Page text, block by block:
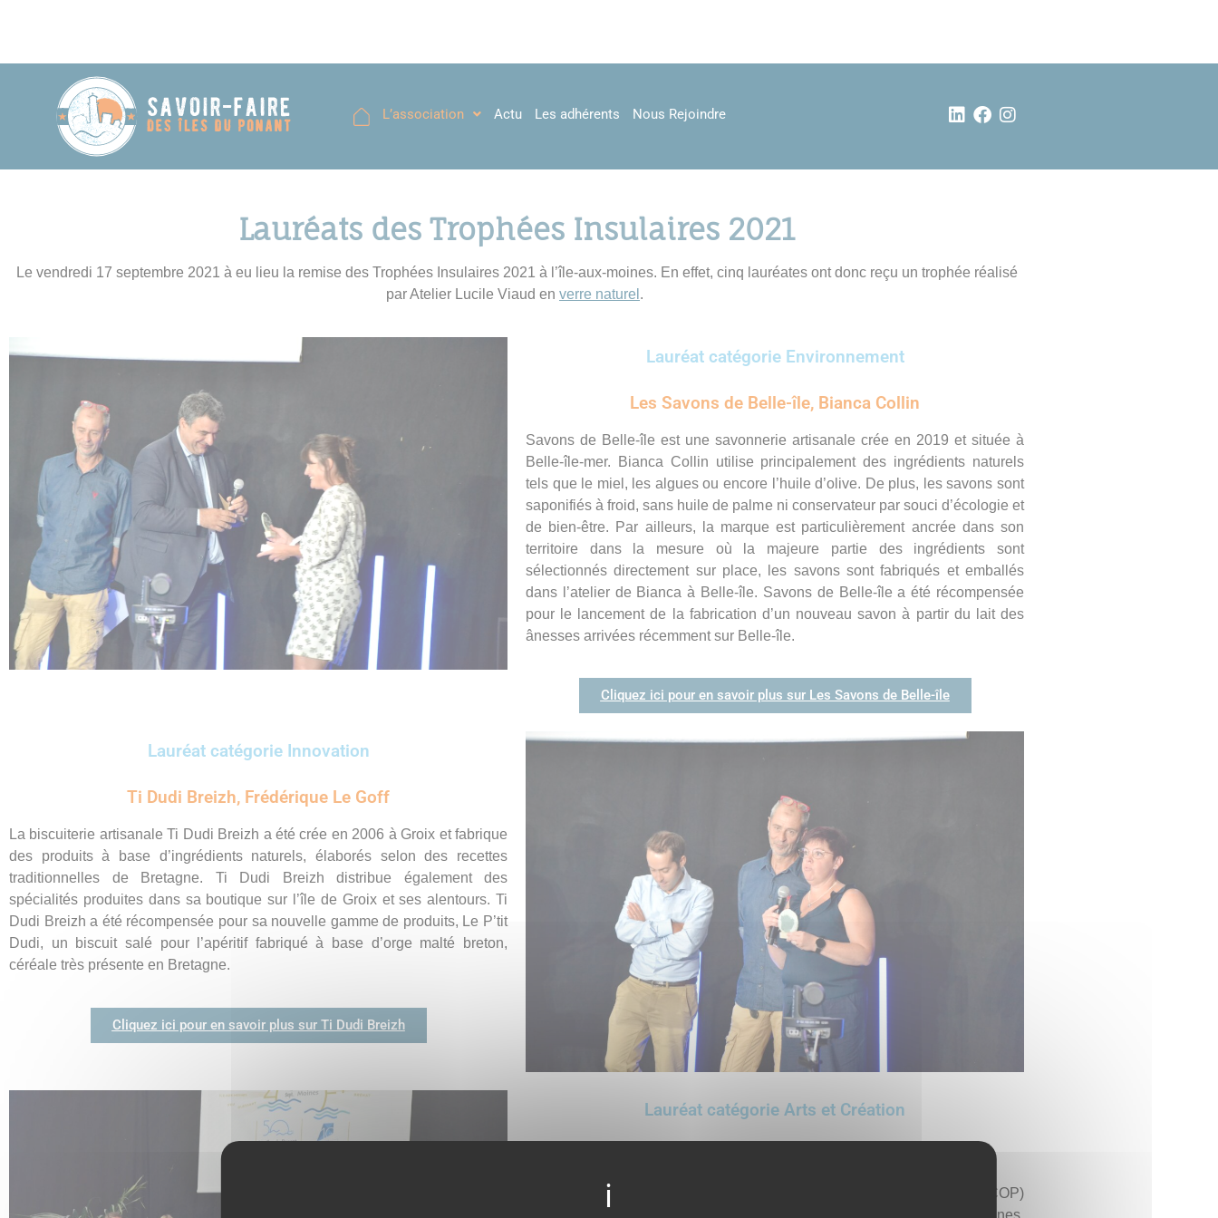
L’association Actu Les adhérents Nous Rejoindre
Lauréats des Trophées Insulaires 2021
Le vendredi 17 septembre 2021 à eu lieu la remise des Trophées Insulaires 2021 à l’île-aux-moines. En effet, cinq lauréates ont donc reçu un trophée réalisé
par Atelier Lucile Viaud en verre naturel .
Lauréat catégorie Environnement
Les Savons de Belle-île, Bianca Collin
Savons de Belle-île est une savonnerie artisanale crée en 2019 et située à
Belle-île-mer. Bianca Collin utilise principalement des ingrédients naturels
tels que le miel, les algues ou encore l’huile d’olive. De plus, les savons sont
saponifiés à froid, sans huile de palme ni conservateur par souci d’écologie et
de bien-être. Par ailleurs, la marque est particulièrement ancrée dans son
territoire dans la mesure où la majeure partie des ingrédients sont
sélectionnés directement sur place, les savons sont fabriqués et emballés
dans l’atelier de Bianca à Belle-île. Savons de Belle-île a été récompensée
pour le lancement de la fabrication d’un nouveau savon à partir du lait des
ânesses arrivées récemment sur Belle-île.
Cliquez ici pour en savoir plus sur Les Savons de Belle-île
Lauréat catégorie Innovation
Ti Dudi Breizh, Frédérique Le Goff ​
La biscuiterie artisanale Ti Dudi Breizh a été crée en 2006 à Groix et fabrique
des produits à base d’ingrédients naturels, élaborés selon des recettes
traditionnelles de Bretagne. Ti Dudi Breizh distribue également des
spécialités produites dans sa boutique sur l’île de Groix et ses alentours. Ti
Dudi Breizh a été récompensée pour sa nouvelle gamme de produits, Le P’tit
Dudi, un biscuit salé pour l’apéritif fabriqué à base d’orge malté breton,
céréale très présente en Bretagne.
Cliquez ici pour en savoir plus sur Ti Dudi Breizh
Lauréat catégorie Arts et Création
Créée en 2008, Fluïd est une Société Coopérative et Participative (SCOP)
spécialisée dans le soufflage du verre, qui emploie actuellement 5 personnes.